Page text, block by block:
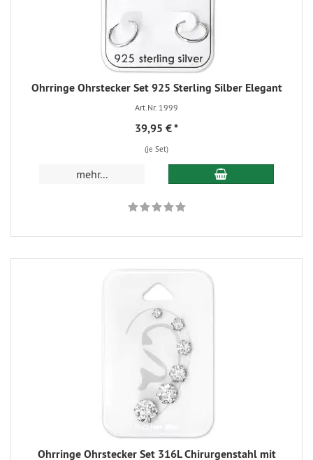
Ohrringe Ohrstecker Set 925 Sterling Silber Elegant
Art.Nr. 1999
39,95 €*
(je Set)
mehr...
Ohrringe Ohrstecker Set 316L Chirurgenstahl mit